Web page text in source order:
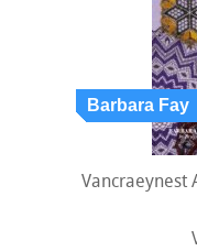
Vancraeynest